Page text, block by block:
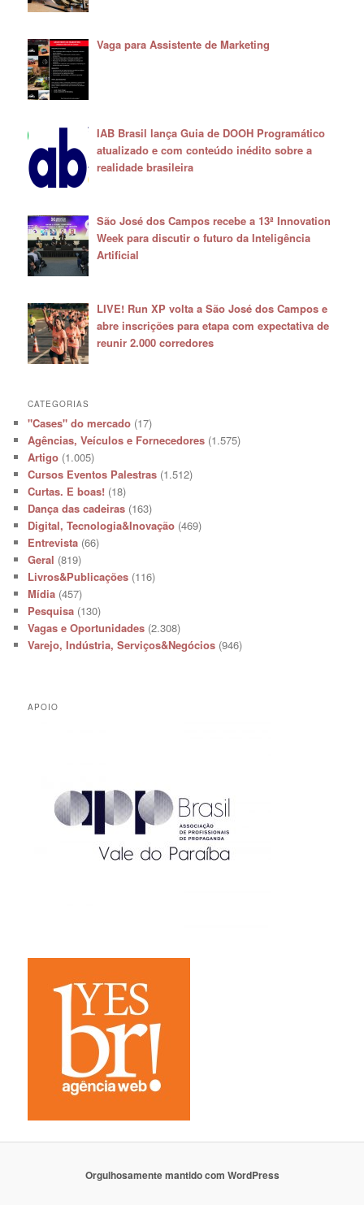
Vaga para Assistente de Marketing
IAB Brasil lança Guia de DOOH Programático
atualizado e com conteúdo inédito sobre a
realidade brasileira
São José dos Campos recebe a 13ª Innovation
Week para discutir o futuro da Inteligência
Artificial
LIVE! Run XP volta a São José dos Campos e
abre inscrições para etapa com expectativa de
reunir 2.000 corredores
CATEGORIAS
"Cases" do mercado (17)
Agências, Veículos e Fornecedores (1.575)
Artigo (1.005)
Cursos Eventos Palestras (1.512)
Curtas. E boas! (18)
Dança das cadeiras (163)
Digital, Tecnologia&Inovação (469)
Entrevista (66)
Geral (819)
Livros&Publicações (116)
Mídia (457)
Pesquisa (130)
Vagas e Oportunidades (2.308)
Varejo, Indústria, Serviços&Negócios (946)
APOIO
Orgulhosamente mantido com WordPress